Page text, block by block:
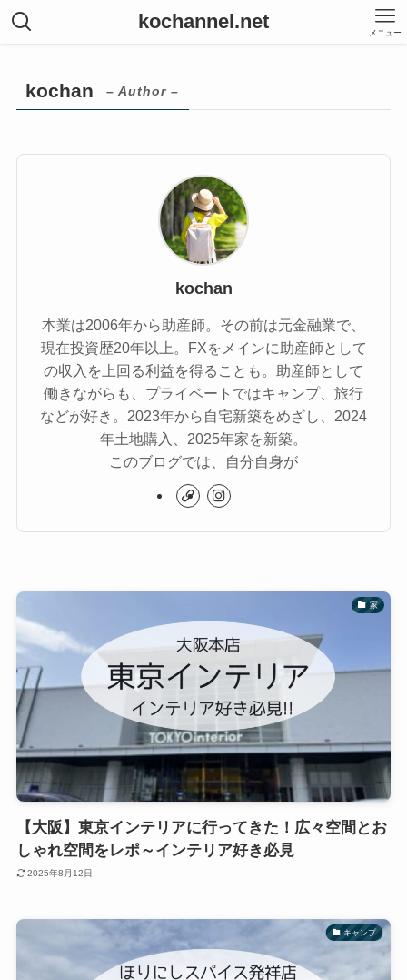
kochannel.net メニュー
kochan – Author –
kochan
本業は2006年から助産師。その前は元金融業で、
現在投資歴20年以上。FXをメインに助産師として
の収入を上回る利益を得ることも。助産師として
働きながらも、プライベートではキャンプ、旅行
などが好き。2023年から自宅新築をめざし、2024
年土地購入、2025年家を新築。
このブログでは、自分自身が
家
【大阪】東京インテリアに行ってきた！広々空間とお
しゃれ空間をレポ～インテリア好き必見
2025年8月12日
キャンプ